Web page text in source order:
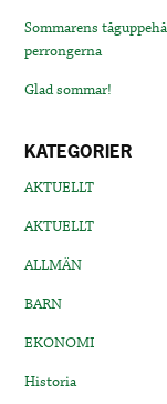
Sommarens
perrongerna
Glad sommar!
KATEGORIER
AKTUELLT
AKTUELLT
ALLMÄN
BARN
EKONOMI
Historia